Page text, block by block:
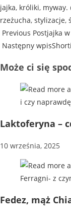
jajka, króliki, myway.
rzeżucha, stylizacje,
Previous Postjajka
Następny wpis
Może ci się
Laktoferyna –
10 września, 2025
Fedez, mąż